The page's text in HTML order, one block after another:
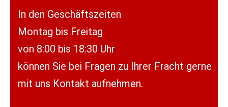
In den Geschäftszeiten
Montag bis Freitag
von 8:00 bis 18:30 Uhr
können Sie bei Fragen zu Ihrer Fracht gerne
mit uns Kontakt aufnehmen.